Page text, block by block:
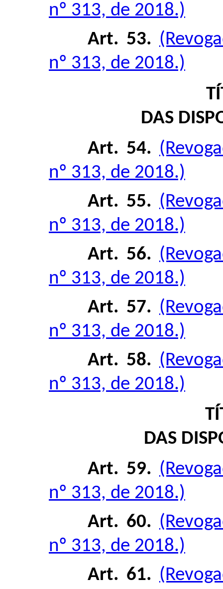
nº 313, de 2018.)
Art. 53.
nº 313, de 2018.)
DAS
Art. 54.
nº 313, de 2018.)
Art. 55.
nº 313, de 2018.)
Art. 56.
nº 313, de 2018.)
Art. 57.
nº 313, de 2018.)
Art. 58.
nº 313, de 2018.)
DAS
Art. 59.
nº 313, de 2018.)
Art. 60.
nº 313, de 2018.)
Art. 61.